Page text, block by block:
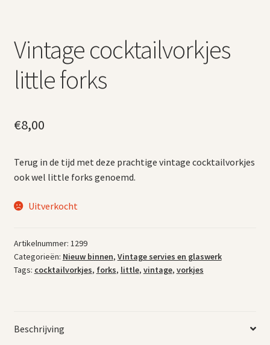
Vintage cocktailvorkjes
little forks
€8,00
Terug in de tijd met deze prachtige vintage cocktailvorkjes
ook wel little forks genoemd.
Uitverkocht
Artikelnummer: 1299
Categorieën: Nieuw binnen, Vintage servies en glaswerk
Tags: cocktailvorkjes, forks, little, vintage, vorkjes
Beschrijving